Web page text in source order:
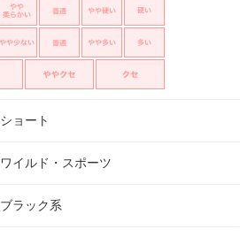
ショート
ワイルド・スポーツ
ブラック系